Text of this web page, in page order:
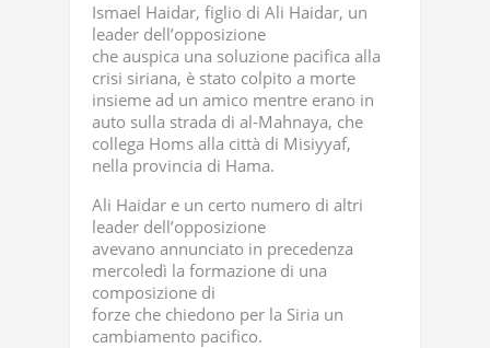
Ismael Haidar, figlio di Ali Haidar, un
leader dell’opposizione
che auspica una soluzione pacifica alla
crisi siriana, è stato colpito a morte
insieme ad un amico mentre erano in
auto sulla strada di al-Mahnaya, che
collega Homs alla città di Misiyyaf,
nella provincia di Hama.
Ali Haidar e un certo numero di altri
leader dell’opposizione
avevano annunciato in precedenza
mercoledì la formazione di una
composizione di
forze che chiedono per la Siria un
cambiamento pacifico.